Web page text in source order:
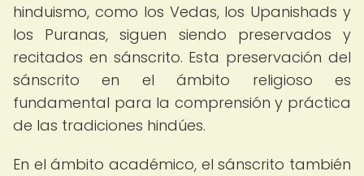
hinduismo, como los Vedas, los Upanishads y
los Puranas, siguen siendo preservados y
recitados en sánscrito. Esta preservación del
sánscrito en el ámbito religioso es
fundamental para la comprensión y práctica
de las tradiciones hindúes.
En el ámbito académico, el sánscrito también